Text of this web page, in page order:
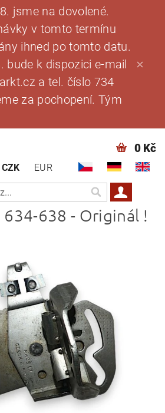
jsme na dovolené.
v tomto termínu
ihned po tomto datu.
bude k dispozici e-mail
a tel. číslo 734
za pochopení. Tým
CZK EUR
0 Kč
634-638 - Originál !